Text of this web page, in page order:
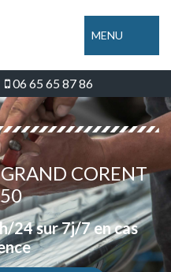
MENU
06 65 65 87 86
CORENT
24 sur 7j/7 en cas